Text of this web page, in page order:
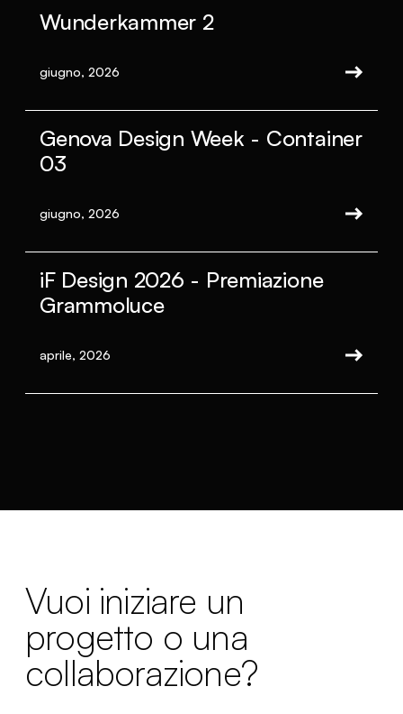
Wunderkammer 2
giugno, 2026
Genova Design Week - Container
03
giugno, 2026
iF Design 2026 - Premiazione
Grammoluce
aprile, 2026
Vuoi iniziare un
progetto o una
collaborazione?